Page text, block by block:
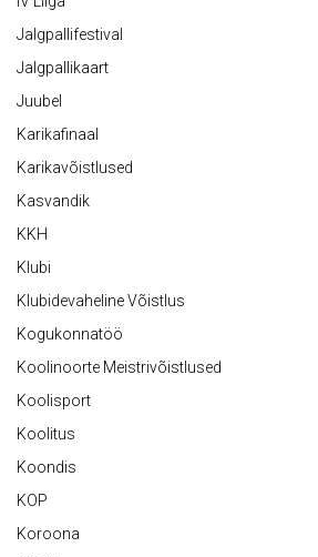
Jalgpallifestival
Jalgpallikaart
Juubel
Karikafinaal
Karikavõistlused
Kasvandik
KKH
Klubi
Klubidevaheline Võistlus
Kogukonnatöö
Koolinoorte Meistrivõistlused
Koolisport
Koolitus
Koondis
KOP
Koroona